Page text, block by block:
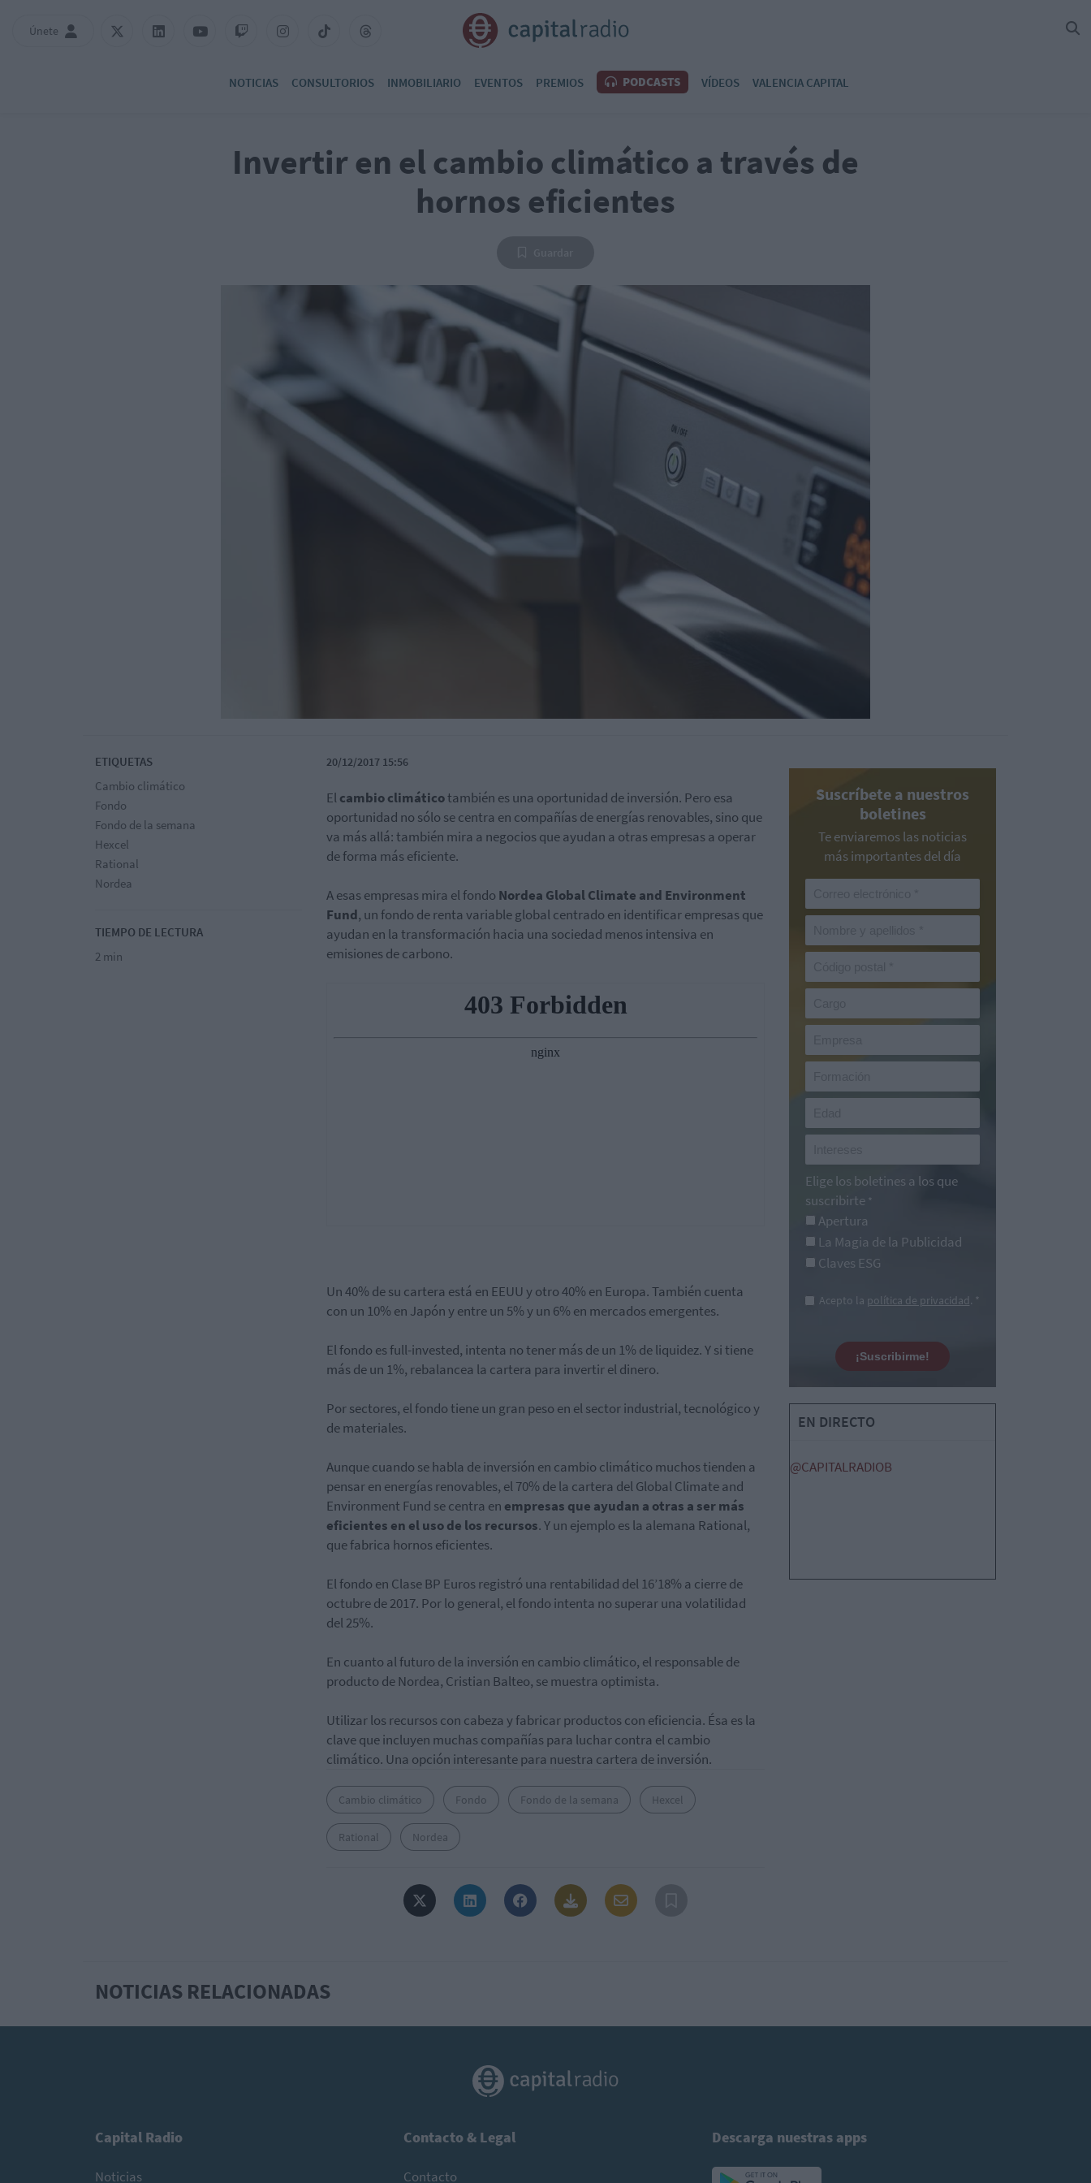
Únete
NOTICIAS CONSULTORIOS INMOBILIARIO EVENTOS PREMIOS PODCASTS VÍDEOS VALENCIA CAPITAL
Invertir en el cambio climático a través de
hornos eficientes
ETIQUETAS
Cambio climático
Fondo
Fondo de la semana
Hexcel
Rational
Nordea
TIEMPO DE LECTURA
2 min
20/12/2017 15:56
Elcambio climáticotambién es una oportunidad de inversión. Pero esa
oportunidad no sólo se centra en compañías de energías renovables, sino que
va más allá: también mira a negocios que ayudan a otras empresas a operar
de forma más eficiente.
A esas empresas mira el fondo Nordea Global Climate and Environment
Fund, un fondo de renta variable global centrado en identificar empresas que
ayudan en la transformación hacia una sociedad menos intensiva en
emisiones de carbono.
Un 40% de su cartera está en EEUU y otro 40% en Europa. También cuenta
con un 10% en Japón y entre un 5% y un 6% en mercados emergentes.
El fondo es full-invested, intenta no tener más de un 1% de liquidez. Y si tiene
más de un 1%, rebalancea la cartera para invertir el dinero.
Por sectores, el fondo tiene un gran peso en el sector industrial, tecnológico y
de materiales.
Aunque cuando se habla de inversión en cambio climático muchos tienden a
pensar en energías renovables, el 70% de la cartera del Global Climate and
Environment Fund se centra en empresas que ayudan a otras a ser más
eficientes en el uso de los recursos. Y un ejemplo es la alemana Rational,
que fabrica hornos eficientes.
El fondo en Clase BP Euros registró una rentabilidad del 16’18% a cierre de
octubre de 2017. Por lo general, el fondo intenta no superar una volatilidad
del 25%.
En cuanto al futuro de la inversión en cambio climático, el responsable de
producto de Nordea, Cristian Balteo, se muestra optimista.
Utilizar los recursos con cabeza y fabricar productos con eficiencia. Ésa es la
clave que incluyen muchas compañías para luchar contra el cambio
climático. Una opción interesante para nuestra cartera de inversión.
Cambio climático Fondo Fondo de la semana Hexcel
Rational Nordea
Suscríbete a nuestros
boletines
Te enviaremos las noticias
más importantes del día
Elige los boletines a los que
suscribirte *
Apertura
La Magia de la Publicidad
Claves ESG
Acepto la política de privacidad. *
¡Suscribirme!
EN DIRECTO
@CAPITALRADIOB
NOTICIAS RELACIONADAS
Capital Radio
Noticias
Contacto & Legal
Contacto
Descarga nuestras apps